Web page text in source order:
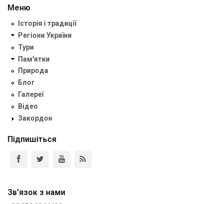
Меню
Історія і традиції
Регіони України
Тури
Пам'ятки
Природа
Блог
Галереї
Відео
Закордон
Підпишіться
Зв'язок з нами